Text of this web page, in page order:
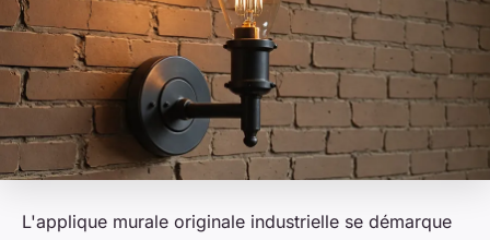
L'applique murale originale industrielle se démarque